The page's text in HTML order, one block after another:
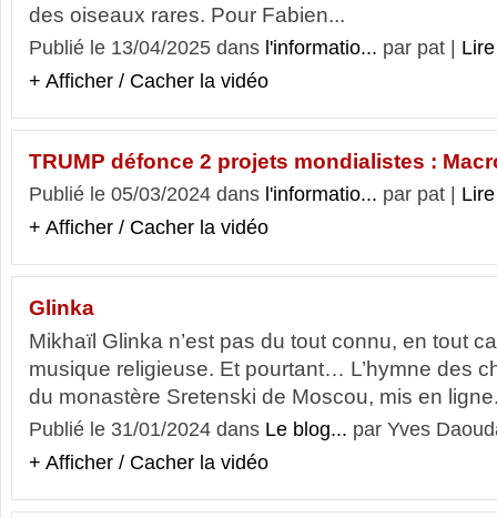
des oiseaux rares. Pour Fabien...
Publié le 13/04/2025 dans l'informatio... par pat |
+ Afficher / Cacher la vidéo
TRUMP défonce 2 projets mondialistes :
Publié le 05/03/2024 dans l'informatio... par pat |
+ Afficher / Cacher la vidéo
Glinka
Mikhaïl Glinka n’est pas du tout connu, en tout
musique religieuse. Et pourtant… L’hymne des
du monastère Sretenski de Moscou, mis en
Publié le 31/01/2024 dans Le blog... par Yves
+ Afficher / Cacher la vidéo